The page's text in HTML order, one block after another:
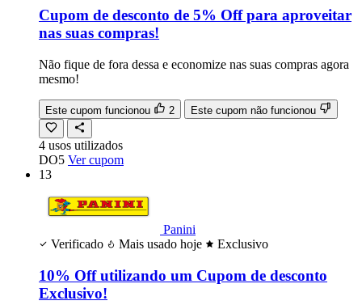
Cupom de desconto de 5% Off para aproveitar
nas suas compras!
Não fique de fora dessa e economize nas suas compras agora
mesmo!
Este cupom funcionou 2 Este cupom não funcionou
4 usos utilizados
DO5 Ver cupom
13
Panini
Verificado
Mais usado hoje Exclusivo
10% Off utilizando um Cupom de desconto
Exclusivo!